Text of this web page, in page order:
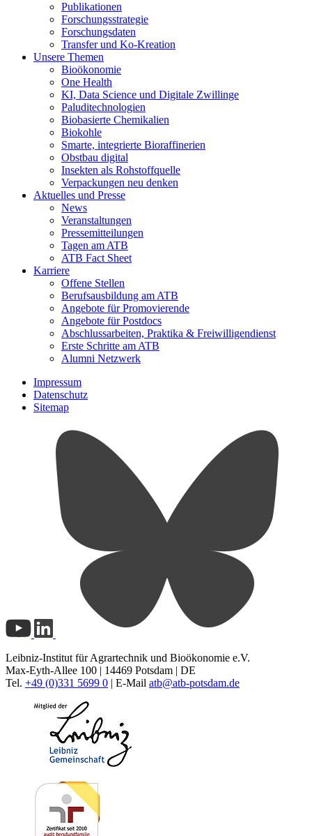
Publikationen
Forschungsstrategie
Forschungsdaten
Transfer und Ko-Kreation
Unsere Themen
Bioökonomie
One Health
KI, Data Science und Digitale Zwillinge
Paluditechnologien
Biobasierte Chemikalien
Biokohle
Smarte, integrierte Bioraffinerien
Obstbau digital
Insekten als Rohstoffquelle
Verpackungen neu denken
Aktuelles und Presse
News
Veranstaltungen
Pressemitteilungen
Tagen am ATB
ATB Fact Sheet
Karriere
Offene Stellen
Berufsausbildung am ATB
Angebote für Promovierende
Angebote für Postdocs
Abschlussarbeiten, Praktika & Freiwilligendienst
Erste Schritte am ATB
Alumni Netzwerk
Impressum
Datenschutz
Sitemap
Leibniz-Institut für Agrartechnik und Bioökonomie e.V.
Max-Eyth-Allee 100 | 14469 Potsdam | DE
Tel. +49 (0)331 5699 0 | E-Mail atb@atb-potsdam.de